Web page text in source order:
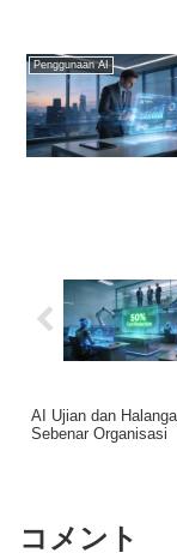
Penggunaan AI
AI Ujian dan
Sebenar Organisasi
コメント